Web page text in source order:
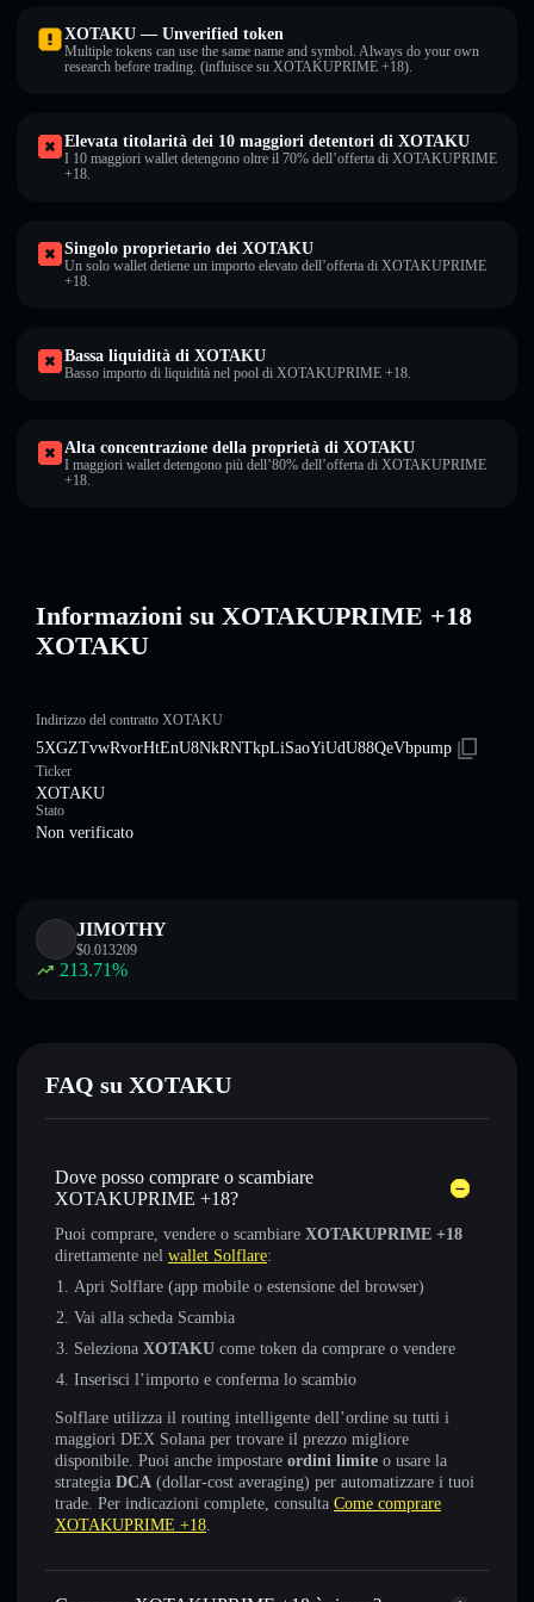
XOTAKU — Unverified token
Multiple tokens can use the same name and symbol. Always do your own
research before trading. (influisce su XOTAKUPRIME +18).
Elevata titolarità dei 10 maggiori detentori di XOTAKU
I 10 maggiori wallet detengono oltre il 70% dell’offerta di XOTAKUPRIME
+18.
Singolo proprietario dei XOTAKU
Un solo wallet detiene un importo elevato dell’offerta di XOTAKUPRIME
+18.
Bassa liquidità di XOTAKU
Basso importo di liquidità nel pool di XOTAKUPRIME +18.
Alta concentrazione della proprietà di XOTAKU
I maggiori wallet detengono più dell’80% dell’offerta di XOTAKUPRIME
+18.
Informazioni su XOTAKUPRIME +18
XOTAKU
Indirizzo del contratto XOTAKU
5XGZTvwRvorHtEnU8NkRNTkpLiSaoYiUdU88QeVbpump
Ticker
XOTAKU
Stato
Non verificato
JIMOTHY
$0.013209
213.71%
FAQ su XOTAKU
Dove posso comprare o scambiare
XOTAKUPRIME +18?
Puoi comprare, vendere o scambiare XOTAKUPRIME +18
direttamente nel wallet Solflare:
Apri Solflare (app mobile o estensione del browser)
Vai alla scheda Scambia
Seleziona XOTAKU come token da comprare o vendere
Inserisci l’importo e conferma lo scambio
Solflare utilizza il routing intelligente dell’ordine su tutti i
maggiori DEX Solana per trovare il prezzo migliore
disponibile. Puoi anche impostare ordini limite o usare la
strategia DCA (dollar-cost averaging) per automatizzare i tuoi
trade. Per indicazioni complete, consulta Come comprare
XOTAKUPRIME +18.